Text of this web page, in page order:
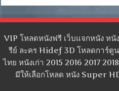
VIP โหลดหนังฟรี เว็บแจกหนัง ห
รีย์ ละคร Hidef 3D โหลดการ์ตู
ไทย หนังเก่า 2015 2016 2017
มีให้เลือกโหลด หนัง Super